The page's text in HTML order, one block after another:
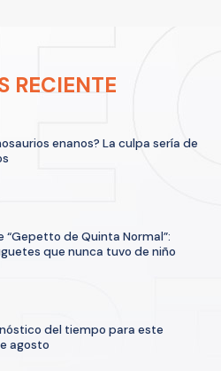
RECIENTE
enanos? La culpa sería de
“Gepetto de Quinta Normal”:
que nunca tuvo de niño
del tiempo para este
agosto